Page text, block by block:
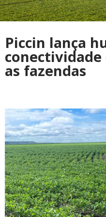
Piccin lança
as fazendas